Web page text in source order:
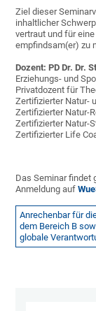
Ziel dieser
inhaltlicher
vertraut und für
empfindsam(er) zu
Dozent: PD Dr. Dr.
Erziehungs- und
Privatdozent für
Zertifizierter Natur-
Zertifizierter Natur-
Zertifizierter Natur-
Zertifizierter Life
Das Seminar findet
Anmeldung auf
Anrechenbar für
dem Bereich B
globale